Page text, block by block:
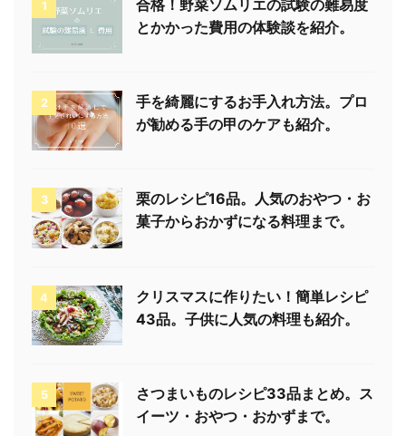
1
合格！野菜ソムリエの試験の難易度
とかかった費用の体験談を紹介。
2
手を綺麗にするお手入れ方法。プロ
が勧める手の甲のケアも紹介。
3
栗のレシピ16品。人気のおやつ・お
菓子からおかずになる料理まで。
4
クリスマスに作りたい！簡単レシピ
43品。子供に人気の料理も紹介。
5
さつまいものレシピ33品まとめ。ス
イーツ・おやつ・おかずまで。